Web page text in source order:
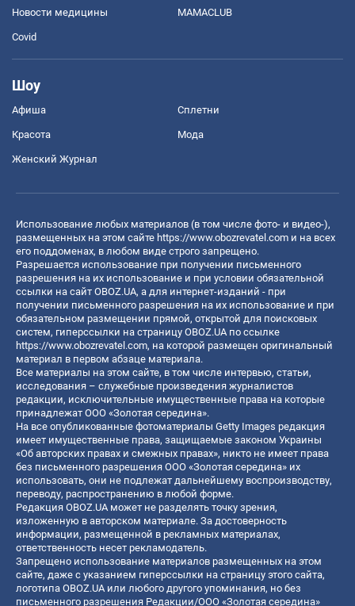
Новости медицины MAMACLUB
Covid
Шоу
Афиша Сплетни
Красота Мода
Женский Журнал
Использование любых материалов (в том числе фото- и видео-),
размещенных на этом сайте https://www.obozrevatel.com и на всех
его поддоменах, в любом виде строго запрещено.
Разрешается использование при получении письменного
разрешения на их использование и при условии обязательной
ссылки на сайт OBOZ.UA, а для интернет-изданий - при
получении письменного разрешения на их использование и при
обязательном размещении прямой, открытой для поисковых
систем, гиперссылки на страницу OBOZ.UA по ссылке
https://www.obozrevatel.com, на которой размещен оригинальный
материал в первом абзаце материала.
Все материалы на этом сайте, в том числе интервью, статьи,
исследования – служебные произведения журналистов
редакции, исключительные имущественные права на которые
принадлежат ООО «Золотая середина».
На все опубликованные фотоматериалы Getty Images редакция
имеет имущественные права, защищаемые законом Украины
«Об авторских правах и смежных правах», никто не имеет права
без письменного разрешения ООО «Золотая середина» их
использовать, они не подлежат дальнейшему воспроизводству,
переводу, распространению в любой форме.
Редакция OBOZ.UA может не разделять точку зрения,
изложенную в авторском материале. За достоверность
информации, размещенной в рекламных материалах,
ответственность несет рекламодатель.
Запрещено использование материалов размещенных на этом
сайте, даже с указанием гиперссылки на страницу этого сайта,
логотипа OBOZ.UA или любого другого упоминания, но без
письменного разрешения Редакции/ООО «Золотая середина»